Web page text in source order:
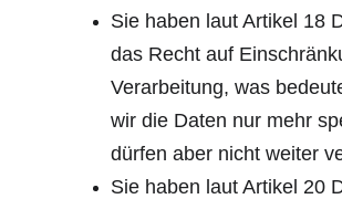
Sie haben laut Artikel 18
das Recht auf
Verarbeitung, was
wir die Daten nur mehr
dürfen aber nicht weiter
Sie haben laut Artikel 20